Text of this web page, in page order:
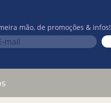
mão, de promoções & infos!